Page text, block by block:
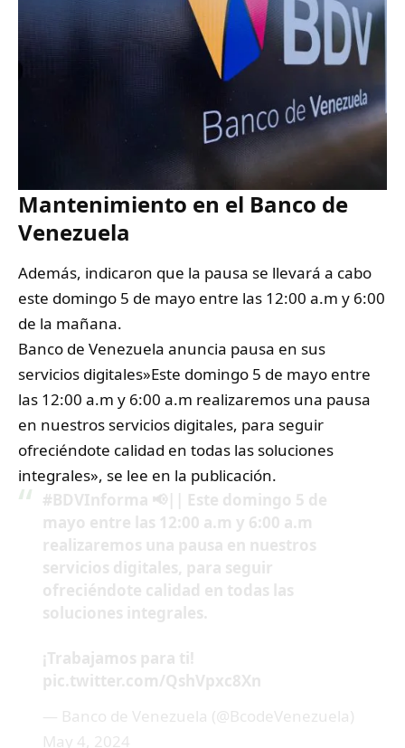
Mantenimiento en el Banco de
Venezuela
Además, indicaron que la pausa se llevará a cabo
este domingo 5 de mayo entre las 12:00 a.m y 6:00
de la mañana.
Banco de Venezuela anuncia pausa en sus
servicios digitales»Este domingo 5 de mayo entre
las 12:00 a.m y 6:00 a.m realizaremos una pausa
en nuestros servicios digitales, para seguir
ofreciéndote calidad en todas las soluciones
integrales», se lee en la publicación.
#BDVInforma 📢|| Este domingo 5 de
mayo entre las 12:00 a.m y 6:00 a.m
realizaremos una pausa en nuestros
servicios digitales, para seguir
ofreciéndote calidad en todas las
soluciones integrales.
¡Trabajamos para ti!
pic.twitter.com/QshVpxc8Xn
— Banco de Venezuela (@BcodeVenezuela)
May 4, 2024